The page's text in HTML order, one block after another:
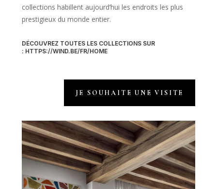
collections habillent aujourd’hui les endroits les plus
prestigieux du monde entier.
DÉCOUVREZ TOUTES LES COLLECTIONS SUR
: HTTPS://WIND.BE/FR/HOME
JE SOUHAITE UNE VISITE